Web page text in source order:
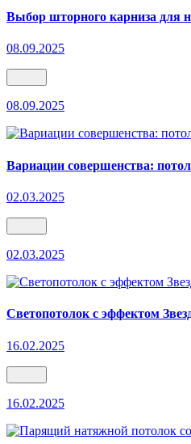
Выбор шторного карниза для
08.09.2025
08.09.2025
Вариации совершенства:
02.03.2025
02.03.2025
Светопотолок с эффектом
16.02.2025
16.02.2025